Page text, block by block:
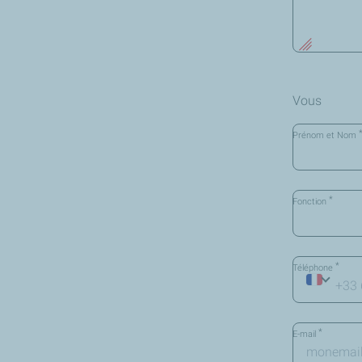
Vous
Prénom et Nom *
Fonction *
Téléphone *
E-mail *